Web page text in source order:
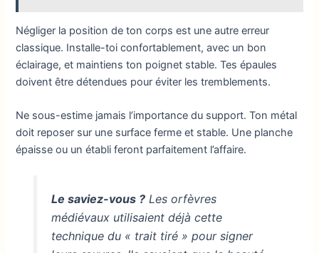
Négliger la position de ton corps est une autre erreur
classique. Installe-toi confortablement, avec un bon
éclairage, et maintiens ton poignet stable. Tes épaules
doivent être détendues pour éviter les tremblements.
Ne sous-estime jamais l’importance du support. Ton métal
doit reposer sur une surface ferme et stable. Une planche
épaisse ou un établi feront parfaitement l’affaire.
Le saviez-vous ?Les orfèvres
médiévaux utilisaient déjà cette
technique du « trait tiré » pour signer